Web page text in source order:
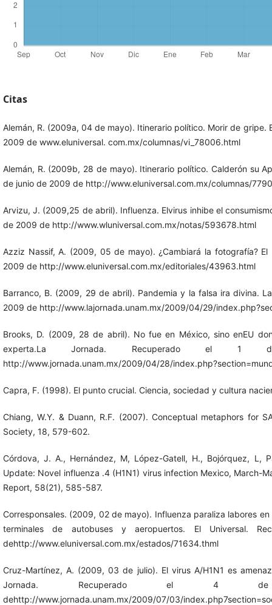
Citas
Alemán, R. (2009a, 04 de mayo). Itinerario político. Morir de gripe.
2009 de www.eluniversal. com.mx/columnas/vi_78006.html
Alemán, R. (2009b, 28 de mayo). Itinerario político. Calderón su
de junio de 2009 de http://www.eluniversal.com.mx/columnas/
Arvizu, J. (2009,25 de abril). Influenza. Elvirus inhibe el
de 2009 de http://www.wluniversal.com.mx/notas/593678.html
Azziz Nassif, A. (2009, 05 de mayo). ¿Cambiará la fotografía?
2009 de http://www.eluniversal.com.mx/editoriales/43963.html
Barranco, B. (2009, 29 de abril). Pandemia y la falsa ira divina.
2009 de http://www.lajornada.unam.mx/2009/04/29/
Brooks, D. (2009, 28 de abril). No fue en México, sino enEU
experta.La Jornada. Recuperado
http://www.jornada.unam.mx/2009/04/28/
Capra, F. (1998). El punto crucial. Ciencia, sociedad y cultura
Chiang, W.Y. & Duann, R.F. (2007). Conceptual metaphors for
Society, 18, 579-602.
Córdova, J. A., Hernández, M, López-Gatell, H., Bojórquez, L,
Update: Novel influenza .4 (H1N1) virus infection Mexico, March-
Report, 58(21), 585-587.
Corresponsales. (2009, 02 de mayo). Influenza paraliza labores
terminales de autobuses y aeropuertos. El Universal.
dehttp://www.eluniversal.com.mx/estados/71634.thml
Cruz-Martínez, A. (2009, 03 de julio). El virus A/H1N1 es
Jornada. Recuperado el
dehttp://www.jornada.unam.mx/2009/07/03/